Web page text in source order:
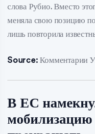
слова Рубио. Вместо
меняла свою позицию
лишь повторила
Source: Комментарии
В ЕС
мобилизацию